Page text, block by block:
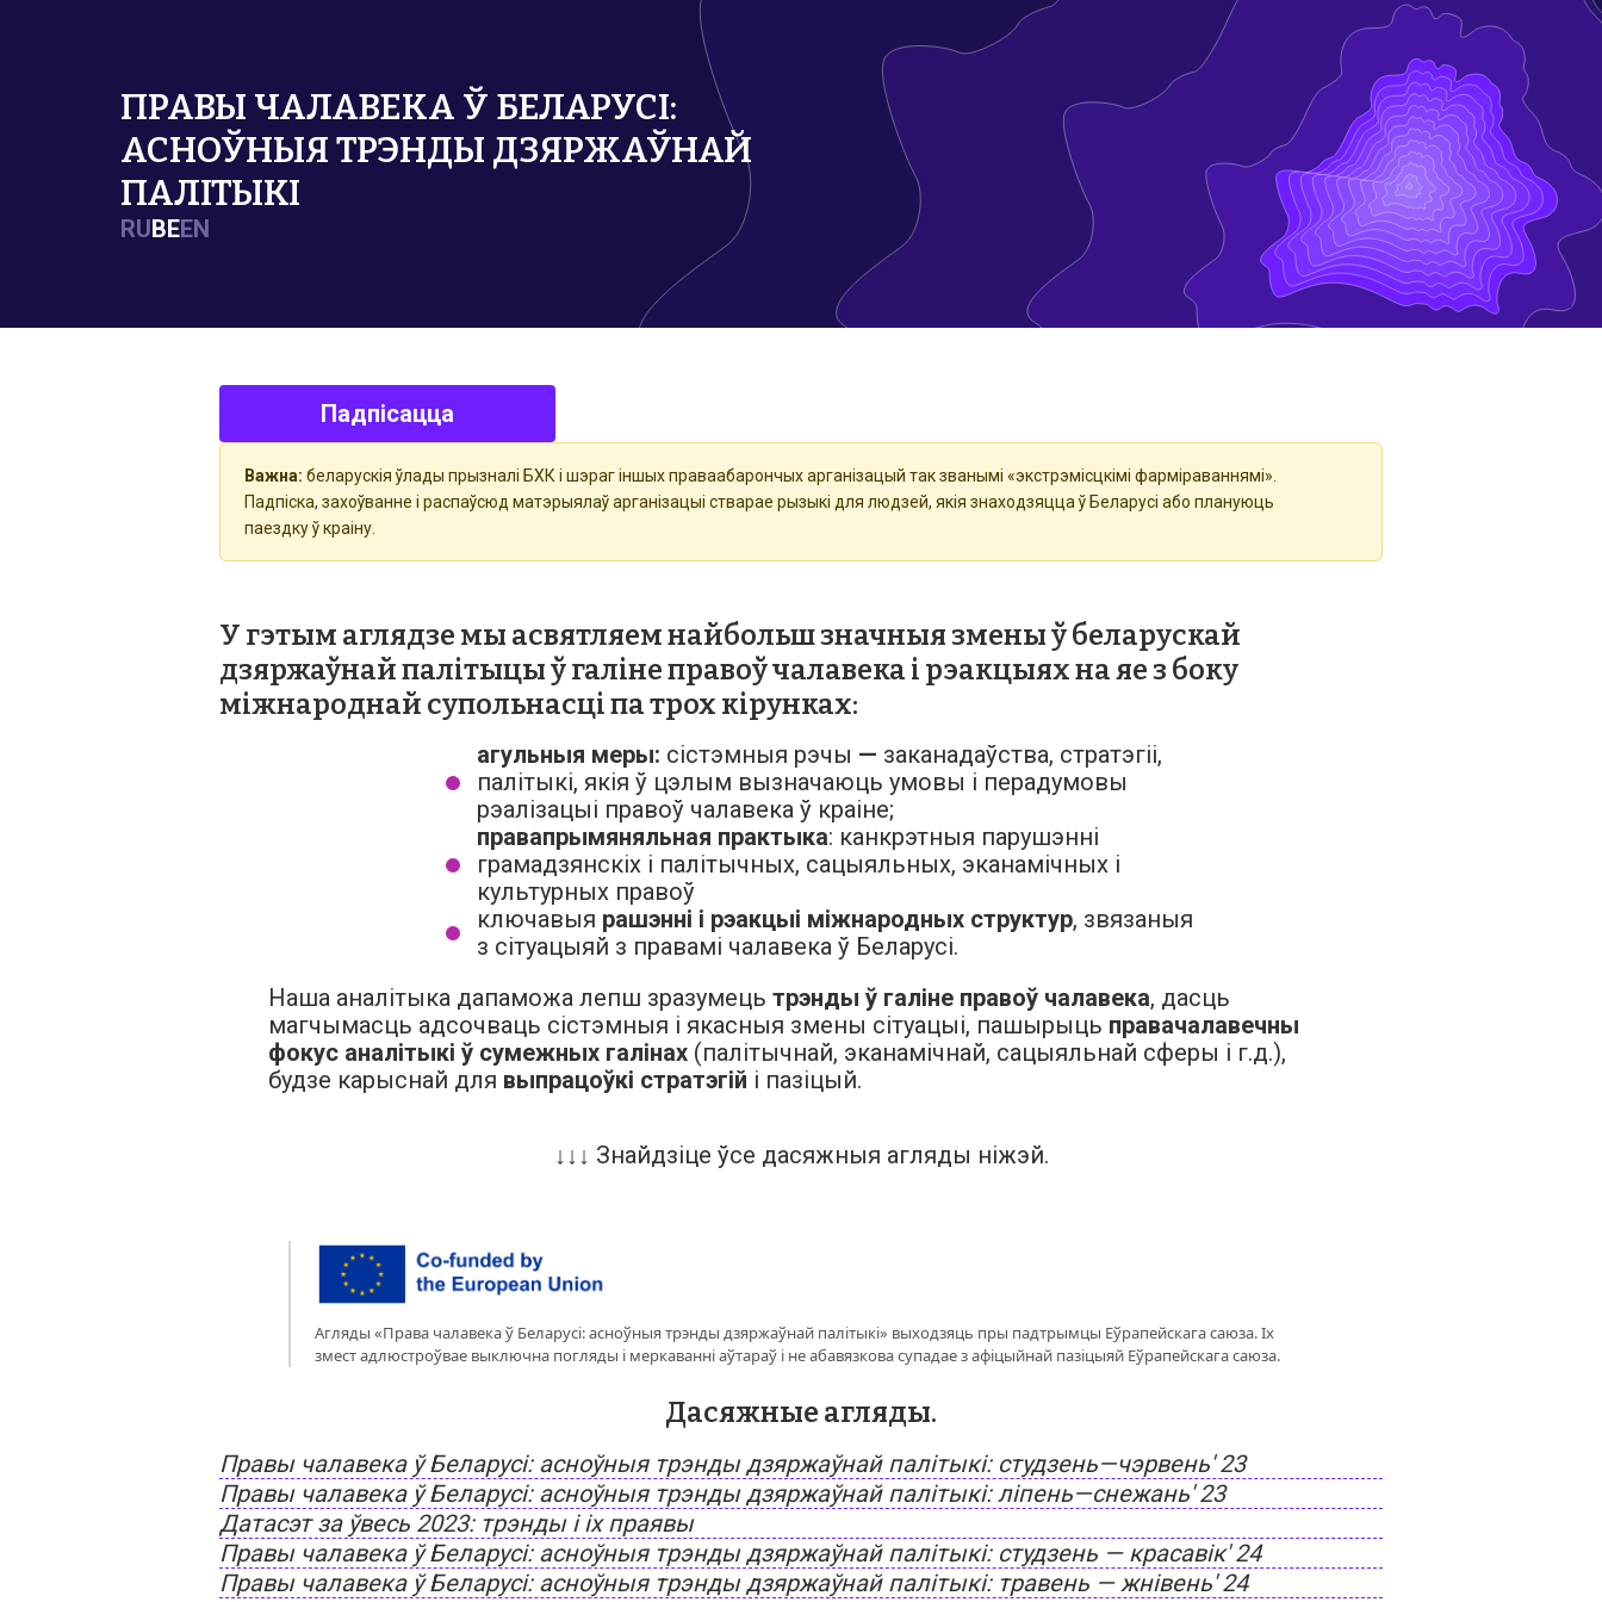
ПРАВЫ ЧАЛАВЕКА Ў БЕЛАРУСІ:
АСНОЎНЫЯ ТРЭНДЫ ДЗЯРЖАЎНАЙ
ПАЛІТЫКІ
RUBEEN
Падпісацца
Важна: беларускія ўлады прызналі БХК і шэраг іншых праваабарончых арганізацый так званымі «экстрэмісцкімі фарміраваннямі».
Падпіска, захоўванне і распаўсюд матэрыялаў арганізацыі стварае рызыкі для людзей, якія знаходзяцца ў Беларусі або плануюць
паездку ў краіну.
У гэтым аглядзе мы асвятляемнайбольш значныя змены ў беларускай
дзяржаўнай палітыцы ў галіне правоў чалавека і рэакцыях на яе з боку
міжнароднай супольнасціпа трох кірунках:
агульныя меры: сістэмныя рэчы — заканадаўства, стратэгіі,
палітыкі, якія ў цэлым вызначаюць умовы і перадумовы
рэалізацыі правоў чалавека ў краіне;
правапрымяняльная практыка: канкрэтныя парушэнні
грамадзянскіх і палітычных, сацыяльных, эканамічных і
культурных правоў
ключавыя рашэнні і рэакцыі міжнародных структур, звязаныя
з сітуацыяй з правамі чалавека ў Беларусі.
Наша аналітыка дапаможа лепш зразумець трэнды ў галіне правоў чалавека, дасць
магчымасць адсочваць сістэмныя і якасныя змены сітуацыі, пашырыць правачалавечны
фокус аналітыкі ў сумежных галінах (палітычнай, эканамічнай, сацыяльнай сферы і г.д.),
будзе карыснай для выпрацоўкі стратэгій і пазіцый.
↓↓↓ Знайдзіце ўсе дасяжныя агляды ніжэй.
Агляды «Права чалавека ў Беларусі: асноўныя трэнды дзяржаўнай палітыкі» выходзяць пры падтрымцы Еўрапейскага саюза. Іх
змест адлюстроўвае выключна погляды і меркаванні аўтараў і не абавязкова супадае з афіцыйнай пазіцыяй Еўрапейскага саюза.
Дасяжные агляды.
Правы чалавека ў Беларусі: асноўныя трэнды дзяржаўнай палітыкі: студзень—чэрвень' 23
Правы чалавека ў Беларусі: асноўныя трэнды дзяржаўнай палітыкі: ліпень—снежань' 23
Датасэт за ўвесь 2023: трэнды і іх праявы
Правы чалавека ў Беларусі: асноўныя трэнды дзяржаўнай палітыкі: студзень — красавік' 24
Правы чалавека ў Беларусі: асноўныя трэнды дзяржаўнай палітыкі: травень — жнівень' 24